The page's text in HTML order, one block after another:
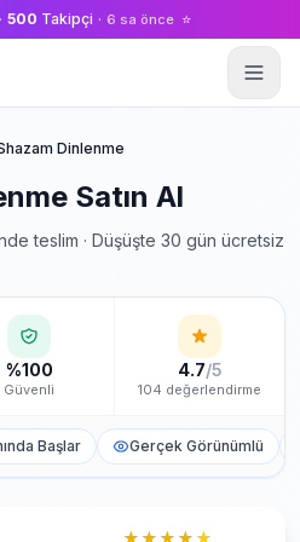
· 500 Takipçi · 6 sa önce ⭐
Dinlenme
Satın Al
teslim · Düşüşte 30 gün ücretsiz
%100
Güvenli
4.7/5
104 değerlendirme
Başlar Gerçek Görünümlü
★★★★★